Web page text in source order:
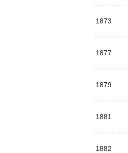
1873
1877
1879
1881
1882